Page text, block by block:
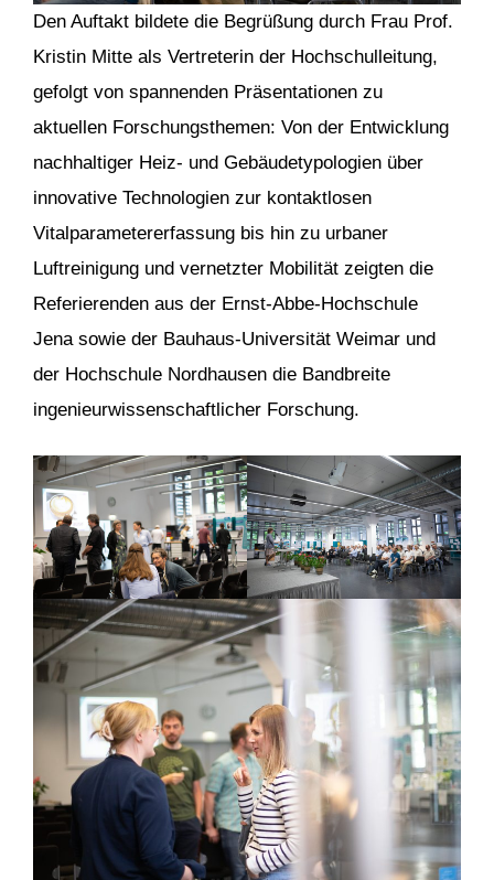
Den Auftakt bildete die Begrüßung durch Frau Prof.
Kristin Mitte als Vertreterin der Hochschulleitung,
gefolgt von spannenden Präsentationen zu
aktuellen Forschungsthemen: Von der Entwicklung
nachhaltiger Heiz- und Gebäudetypologien über
innovative Technologien zur kontaktlosen
Vitalparametererfassung bis hin zu urbaner
Luftreinigung und vernetzter Mobilität zeigten die
Referierenden aus der Ernst-Abbe-Hochschule
Jena sowie der Bauhaus-Universität Weimar und
der Hochschule Nordhausen die Bandbreite
ingenieurwissenschaftlicher Forschung.